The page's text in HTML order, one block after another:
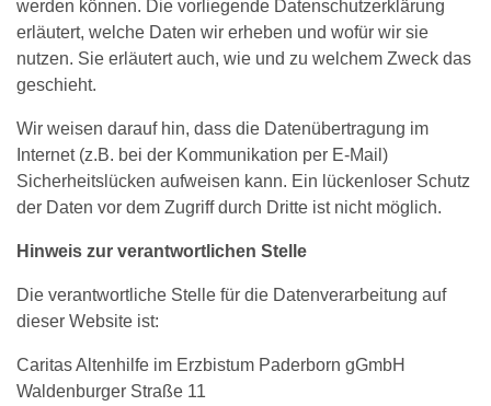
werden können. Die vorliegende Datenschutzerklärung
erläutert, welche Daten wir erheben und wofür wir sie
nutzen. Sie erläutert auch, wie und zu welchem Zweck das
geschieht.
Wir weisen darauf hin, dass die Datenübertragung im
Internet (z.B. bei der Kommunikation per E-Mail)
Sicherheitslücken aufweisen kann. Ein lückenloser Schutz
der Daten vor dem Zugriff durch Dritte ist nicht möglich.
Hinweis zur verantwortlichen Stelle
Die verantwortliche Stelle für die Datenverarbeitung auf
dieser Website ist:
Caritas Altenhilfe im Erzbistum Paderborn gGmbH
Waldenburger Straße 11